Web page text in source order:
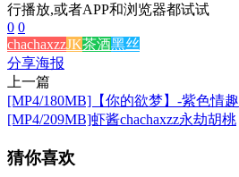
行播放,或者APP和浏览器都试试
0 0
chachaxzzJK茶酒黑丝
分享海报
上一篇
[MP4/180MB]【你的欲梦】-紫色情趣
[MP4/209MB]虾酱chachaxzz永劫胡桃
猜你喜欢